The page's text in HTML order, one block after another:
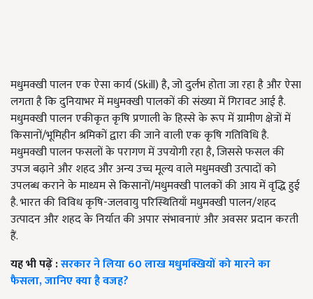
मधुमक्खी पालन एक ऐसा कार्य (Skill) है, जो दुर्लभ होता जा रहा है और ऐसा
लगता है कि दुनियाभर में मधुमक्खी पालकों की संख्या में गिरावट आई है.
मधुमक्खी पालन एकीकृत कृषि प्रणाली के हिस्से के रूप में ग्रामीण क्षेत्रों में
किसानों/भूमिहीन श्रमिकों द्वारा की जाने वाली एक कृषि गतिविधि है.
मधुमक्खी पालन फसलों के परागण में उपयोगी रहा है, जिससे फसल की
उपज बढ़ाने और शहद और अन्य उच्च मूल्य वाले मधुमक्खी उत्पादों को
उपलब्ध कराने के माध्यम से किसानों/मधुमक्खी पालकों की आय में वृद्धि हुई
है. भारत की विविध कृषि-जलवायु परिस्थितियाँ मधुमक्खी पालन/शहद
उत्पादन और शहद के निर्यात की अपार संभावनाएं और अवसर प्रदान करती
हैं.
यह भी पढ़ें :सरकार ने लिया 60 लाख मधुमक्खियों को मारने का
फैसला, जानिए क्या है वजह?